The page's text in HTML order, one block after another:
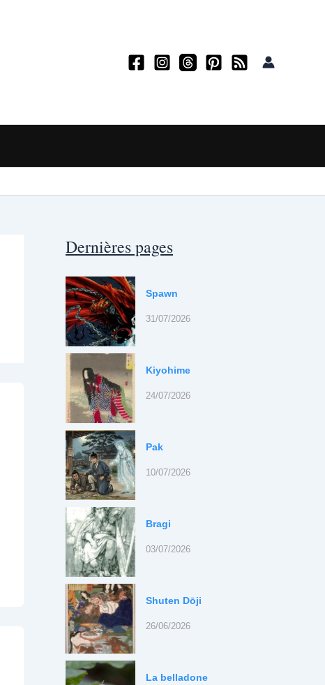
Dernières pages
Spawn
31/07/2026
Kiyohime
24/07/2026
Pak
10/07/2026
Bragi
03/07/2026
Shuten Dōji
26/06/2026
La belladone